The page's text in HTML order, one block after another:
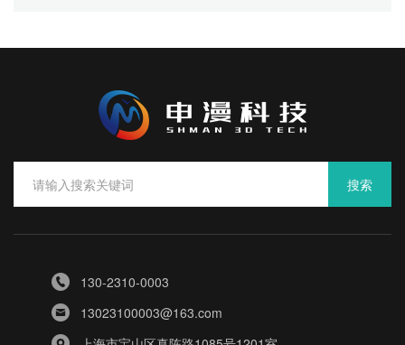
搜索
130-2310-0003
13023100003@163.com